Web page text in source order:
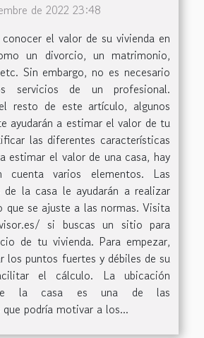
de 2022 23:48
el valor de su vivienda en
un divorcio, un matrimonio,
Sin embargo, no es necesario
servicios de un profesional.
resto de este artículo, algunos
ayudarán a estimar el valor de tu
las diferentes características
estimar el valor de una casa, hay
cuenta varios elementos. Las
de la casa le ayudarán a realizar
que se ajuste a las normas. Visita
si buscas un sitio para
de tu vivienda. Para empezar,
los puntos fuertes y débiles de su
el cálculo. La ubicación
de la casa es una de las
podría motivar a los...